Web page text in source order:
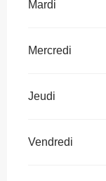
Mardi
Mercredi
Jeudi
Vendredi